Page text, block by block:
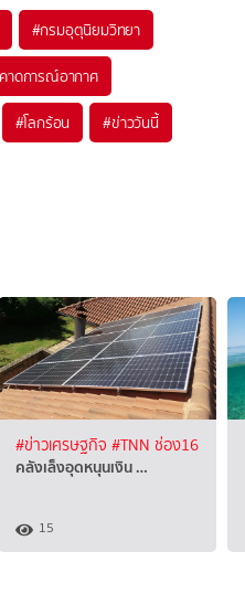
#กรมอุตุนิยมวิทยา
คาดการณ์อากาศ
#โลกร้อน #ข่าววันนี้
#ข่าวเศรษฐกิจ #TNN ช่อง16
คลังเล็งอุดหนุนเงิน …
15